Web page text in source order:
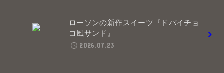
ローソンの新作スイーツ『ドバイチョ
コ風サンド』
2026.07.23